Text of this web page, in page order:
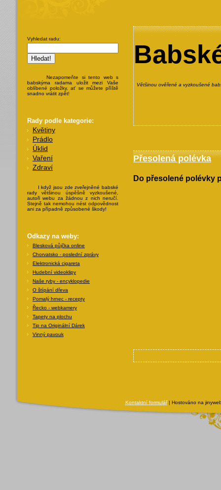
Většinou ověřené a vyzkoušené
Přesolená polévka
Do přesolené polévky
Vyhledat radu:
Nezapomeňte si tento web s
babskýma radama uložit mezi Vaše
oblíbené položky, ať se můžete příště
snadno vrátit zpět!
Rady podle kategorie:
Květiny
Prádlo
Úklid
Vaření
Zdraví
I když jsou zde zveřejněné babské
rady většinou úspěšně vyzkoušené,
autoři webu za žádnou z nich neručí.
Stejně tak nemohou nést odpovědnost
ani za případně způsobené škody!
Odkazy na weby:
Blesková půjčka online
Chorvatsko - poslední zprávy
Elektronická cigareta
Hudební videoklipy
Naše ryby - encyklopedie
O štípání dřeva
Pomalý hrnec - recepty
Řecko - webkamery
Tapety na plochu
Tip na Originální Dárek
Vinný pavouk
Kontaktní formulář| Hostováno na